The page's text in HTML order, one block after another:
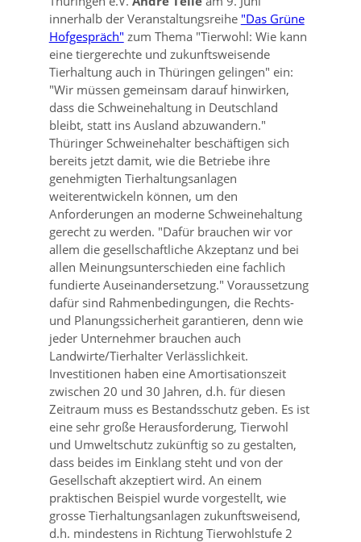
innerhalb der Veranstaltungsreihe "Das Grüne
Hofgespräch" zum Thema Tierwohl: Wie kann
eine tiergerechte und zukunftsweisende
Tierhaltung auch in Thüringen gelingen ein:
Wir müssen gemeinsam darauf hinwirken,
dass die Schweinehaltung in Deutschland
bleibt, statt ins Ausland abzuwandern.
Thüringer Schweinehalter beschäftigen sich
bereits jetzt damit, wie die Betriebe ihre
genehmigten Tierhaltungsanlagen
weiterentwickeln können, um den
Anforderungen an moderne Schweinehaltung
gerecht zu werden. Dafür brauchen wir vor
allem die gesellschaftliche Akzeptanz und bei
allen Meinungsunterschieden eine fachlich
fundierte Auseinandersetzung. Voraussetzung
dafür sind Rahmenbedingungen, die Rechts-
und Planungssicherheit garantieren, denn wie
jeder Unternehmer brauchen auch
Landwirte/Tierhalter Verlässlichkeit.
Investitionen haben eine Amortisationszeit
zwischen 20 und 30 Jahren, d.h. für diesen
Zeitraum muss es Bestandsschutz geben. Es ist
eine sehr große Herausforderung, Tierwohl
und Umweltschutz zukünftig so zu gestalten,
dass beides im Einklang steht und von der
Gesellschaft akzeptiert wird. An einem
praktischen Beispiel wurde vorgestellt, wie
grosse Tierhaltungsanlagen zukunftsweisend,
d.h. mindestens in Richtung Tierwohlstufe 2